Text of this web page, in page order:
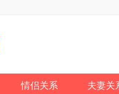
情侣关系 夫妻关